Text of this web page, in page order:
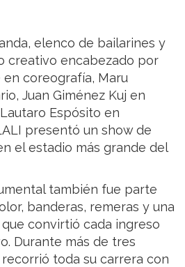
elenco de bailarines y
creativo encabezado por
en coreografía, Maru
Juan Giménez Kuj en
Espósito en
presentó un show de
el estadio más grande del
también fue parte
banderas, remeras y una
convirtió cada ingreso
Durante más de tres
toda su carrera con